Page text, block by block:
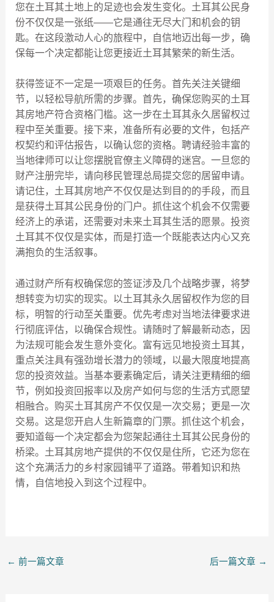
您在土耳其土地上的足迹也会发生变化。土耳其公民身
份不仅仅是一张纸——它是通往无尽大门和机会的钥
匙。在这段激动人心的旅程中，自信地迈出每一步，确
保每一个决定都能让您更接近土耳其繁荣的新生活。
获得签证不一定是一项艰巨的任务。首先关注关键细
节，以轻松导航所需的步骤。首先，确保您购买的土耳
其房地产符合资格门槛。这一步在土耳其永久居留权过
程中至关重要。接下来，准备所有必要的文件，包括产
权契约和评估报告，以确认您的资格。聘请经验丰富的
当地律师可以让您摆脱官僚主义障碍的迷宫。一旦您的
财产注册完毕，请向移民管理总局提交您的居留申请。
请记住，土耳其房地产不仅仅是达到目的的手段，而且
是获得土耳其公民身份的门户。抓住这个机会不仅需要
经济上的承诺，还需要对未来土耳其生活的愿景。投资
土耳其不仅仅是实体，而是打造一个既能表达内心又充
满抱负的生活叙事。
通过财产所有权确保您的签证涉及几个战略步骤，将梦
想转变为切实的现实。以土耳其永久居留权作为您的目
标，明智的行动至关重要。优先考虑对当地法律要求进
行彻底评估，以确保合规性。请随时了解最新动态，因
为法规可能会发生意外变化。富有远见地投资土耳其，
重点关注具有强劲增长潜力的领域，以最大限度地提高
您的投资效益。当基本要素确定后，请关注更精细的细
节，例如投资回报率以及房产如何与您的生活方式愿望
相融合。购买土耳其房产不仅仅是一次交易；更是一次
交易。这是您开启人生新篇章的门票。抓住这个机会，
要知道每一个决定都会为您架起通往土耳其公民身份的
桥梁。土耳其房地产提供的不仅仅是住所，它还为您在
这个充满活力的乡村家园铺平了道路。带着知识和热
情，自信地投入到这个过程中。
← 前一篇文章 后一篇文章 →